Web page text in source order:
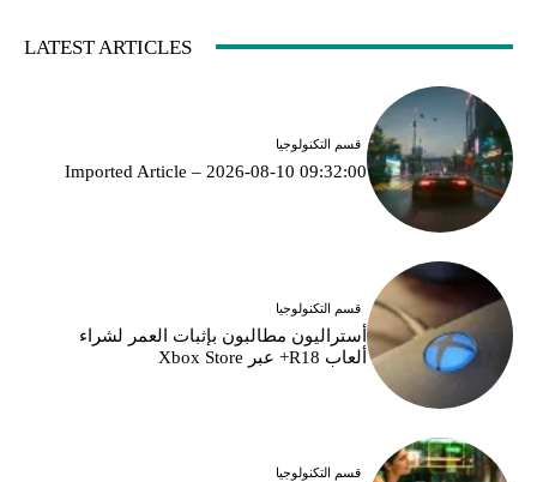
LATEST ARTICLES
قسم التكنولوجيا
Imported Article – 2026-08-10 09:32:00
قسم التكنولوجيا
أستراليون مطالبون بإثبات العمر لشراء
ألعاب R18+ عبر Xbox Store
قسم التكنولوجيا